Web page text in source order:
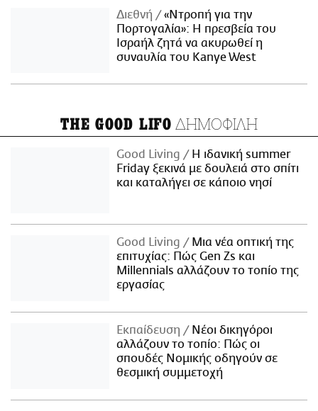
Διεθνή
«Ντροπή για την
Πορτογαλία»: Η πρεσβεία του
Ισραήλ ζητά να ακυρωθεί η
συναυλία του Kanye West
THE GOOD LIFO ΔΗΜΟΦΙΛΗ
Good Living
Η ιδανική summer
Friday ξεκινά με δουλειά στο σπίτι
και καταλήγει σε κάποιο νησί
Good Living
Μια νέα οπτική της
επιτυχίας: Πώς Gen Zs και
Millennials αλλάζουν το τοπίο της
εργασίας
Εκπαίδευση
Νέοι δικηγόροι
αλλάζουν το τοπίο: Πώς οι
σπουδές Νομικής οδηγούν σε
θεσμική συμμετοχή